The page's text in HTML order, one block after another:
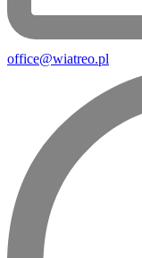
office@wiatreo.pl